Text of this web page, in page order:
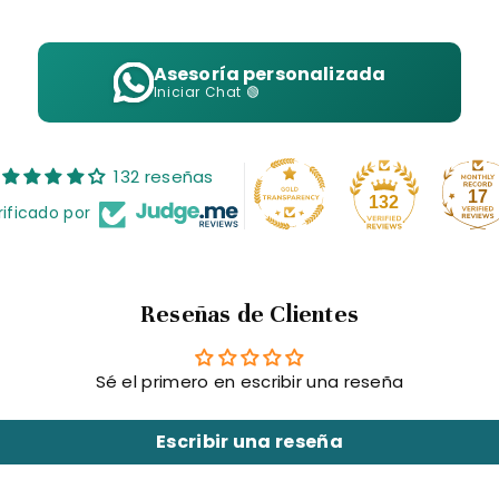
cualquier estilo de vajilla.
porciones de snacks y decoraciones.
de terceros. Cambiar un producto reinicia la
consulta nuestro sitio para detalles actualizados.
Asesoría personalizada
Iniciar Chat 🟢
132 reseñas
por 132 17
Reseñas de Clientes
Sé el primero en escribir una reseña
Escribir una reseña